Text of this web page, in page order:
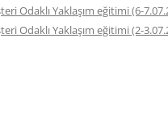
Odaklı Yaklaşım eğitimi (6-
Odaklı Yaklaşım eğitimi (2-